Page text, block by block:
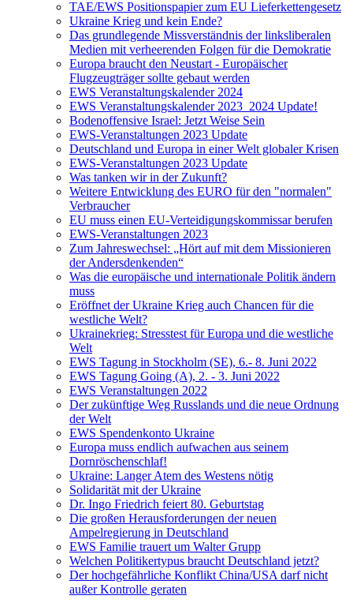
TAE/EWS Positionspapier zum EU Lieferkettengesetz
Ukraine Krieg und kein Ende?
Das grundlegende Missverständnis der linksliberalen
Medien mit verheerenden Folgen für die Demokratie
Europa braucht den Neustart - Europäischer
Flugzeugträger sollte gebaut werden
EWS Veranstaltungskalender 2024
EWS Veranstaltungskalender 2023_2024 Update!
Bodenoffensive Israel: Jetzt Weise Sein
EWS-Veranstaltungen 2023 Update
Deutschland und Europa in einer Welt globaler Krisen
EWS-Veranstaltungen 2023 Update
Was tanken wir in der Zukunft?
Weitere Entwicklung des EURO für den "normalen"
Verbraucher
EU muss einen EU-Verteidigungskommissar berufen
EWS-Veranstaltungen 2023
Zum Jahreswechsel: „Hört auf mit dem Missionieren
der Andersdenkenden“
Was die europäische und internationale Politik ändern
muss
Eröffnet der Ukraine Krieg auch Chancen für die
westliche Welt?
Ukrainekrieg: Stresstest für Europa und die westliche
Welt
EWS Tagung in Stockholm (SE), 6.- 8. Juni 2022
EWS Tagung Going (A), 2. - 3. Juni 2022
EWS Veranstaltungen 2022
Der zukünftige Weg Russlands und die neue Ordnung
der Welt
EWS Spendenkonto Ukraine
Europa muss endlich aufwachen aus seinem
Dornröschenschlaf!
Ukraine: Langer Atem des Westens nötig
Solidarität mit der Ukraine
Dr. Ingo Friedrich feiert 80. Geburtstag
Die großen Herausforderungen der neuen
Ampelregierung in Deutschland
EWS Familie trauert um Walter Grupp
Welchen Politikertypus braucht Deutschland jetzt?
Der hochgefährliche Konflikt China/USA darf nicht
außer Kontrolle geraten